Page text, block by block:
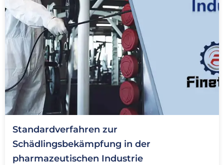
Standardverfahren zur
Schädlingsbekämpfung in der
pharmazeutischen Industrie